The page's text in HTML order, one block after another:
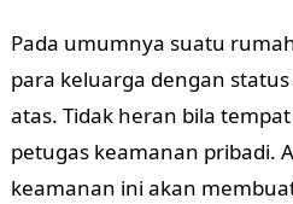
Pada umumnya suatu
para keluarga dengan
atas. Tidak heran bila
petugas keamanan pribadi.
keamanan ini akan